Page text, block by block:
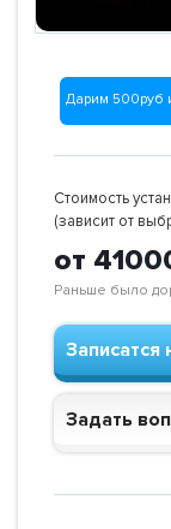
Дарим 500руб
Стоимость
(зависит от
от
Раньше было
Записатся
Задать